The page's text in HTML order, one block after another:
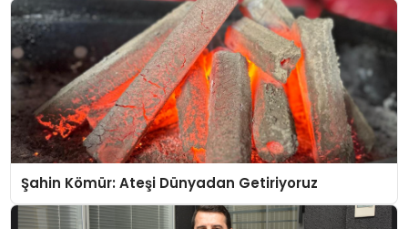
Şahin Kömür: Ateşi Dünyadan Getiriyoruz